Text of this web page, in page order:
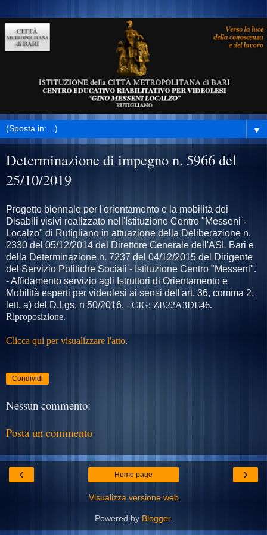
▼
Determinazione di impegno n. 5966 del
25/10/2019
Progetto biennale per l'orientamento e la mobilità dei
Disabili visivi realizzato nell'Istituzione Centro "Messeni -
Localzo" di Rutigliano in attuazione della Deliberazione n.
2330 del 05/12/2014 del Direttore Generale dell'ASL Bari e
della Determinazione n. 7237 del 04/12/2015 del Dirigente
del Servizio Politiche Sociali - Istituzione Centro "Messeni".
- Affidamento servizio agli Istruttori di Orientamento e
Mobilità esperti per videolesi ai sensi dell'art. 36, comma 2,
lett. a) del D.Lgs. n 50/2016. - CIG: ZB22A3DE46.
Riproposizione.
Clicca qui per visualizzare l'atto.
Condividi
Nessun commento:
Posta un commento
‹ ›
Home page
Visualizza versione web
Powered by Blogger.